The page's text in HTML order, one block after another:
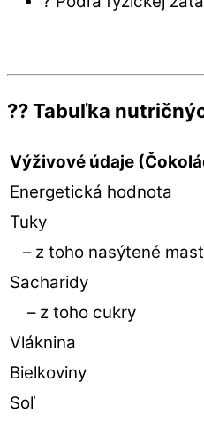
?? Tabuľka
Výživové údaje
Energetická hodnota
Tuky
– z toho nasýtené
Sacharidy
– z toho cukry
Vláknina
Bielkoviny
Soľ